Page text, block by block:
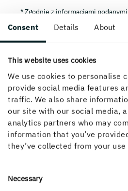
Consent Details About
This website uses cookies
We use cookies to personalise
provide social media features
traffic. We also share
our site with our social media,
analytics partners who may
information that you’ve
they’ve collected from your
Consent
Necessary
* Zgodnie z informacjami